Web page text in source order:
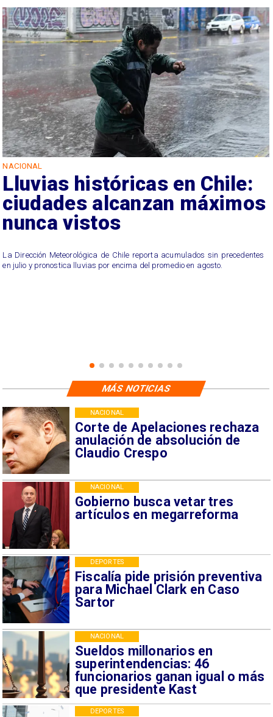
NACIONAL
Lluvias históricas en Chile:
ciudades alcanzan máximos
nunca vistos
La Dirección Meteorológica de Chile reporta acumulados sin precedentes
en julio y pronostica lluvias por encima del promedio en agosto.
Corte de Apelaciones rechaza
anulación de absolución de
Claudio Crespo
NACIONAL
Gobierno busca vetar tres
artículos en megarreforma
NACIONAL
Fiscalía pide prisión preventiva
para Michael Clark en Caso
Sartor
DEPORTES
Sueldos millonarios en
superintendencias: 46
funcionarios ganan igual o más
que presidente Kast
NACIONAL
DEPORTES
MÁS NOTICIAS